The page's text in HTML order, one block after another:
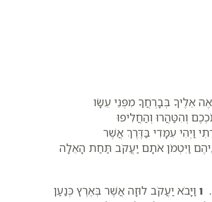
אֵלֶיךָ בְּבָרְחֲךָ מִפְּנֵי עֵשָׂו
וְהִטַּהֲרוּ וְהַחֲלִיפוּ
וַיְהִי עִמָּדִי בַּדֶּרֶךְ אֲשֶׁר
וַיִּטְמֹן אֹתָם יַעֲקֹב תַּחַת הָאֵלָה
ו וַיָּבֹא יַעֲקֹב לוּזָה אֲשֶׁר בְּאֶרֶץ כְּנַעַן